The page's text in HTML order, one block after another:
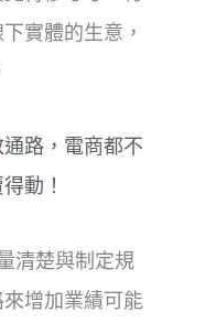
實體的生意，
路，電商都不
動！
清楚與制定規
增加業績可能